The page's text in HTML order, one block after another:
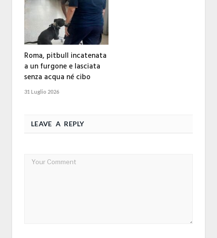
Roma, pitbull incatenata
a un furgone e lasciata
senza acqua né cibo
31 Luglio 2026
LEAVE A REPLY